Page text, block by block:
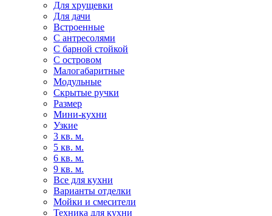
Для хрущевки
Для дачи
Встроенные
С антресолями
С барной стойкой
С островом
Малогабаритные
Модульные
Скрытые ручки
Размер
Мини-кухни
Узкие
3 кв. м.
5 кв. м.
6 кв. м.
9 кв. м.
Все для кухни
Варианты отделки
Мойки и смесители
Техника для кухни